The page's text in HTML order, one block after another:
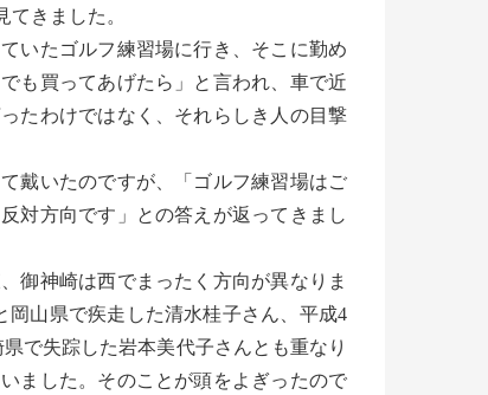
きました。
いたゴルフ練習場に行き、そこに勤め
も買ってあげたら」と言われ、車で近
たわけではなく、それらしき人の目撃
戴いたのですが、「ゴルフ練習場はご
対方向です」との答えが返ってきまし
御神崎は西でまったく方向が異なりま
岡山県で疾走した清水桂子さん、平成4
で失踪した岩本美代子さんとも重なり
ました。そのことが頭をよぎったので